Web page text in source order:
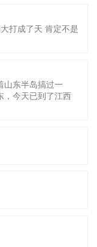
打成了天 肯定不是
山东半岛搞过一
，今天已到了江西